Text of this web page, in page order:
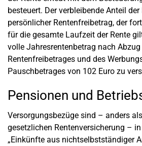
besteuert. Der verbleibende Anteil
persönlicher Rentenfreibetrag, der
für die gesamte Laufzeit der Rente
volle Jahresrentenbetrag nach Abzug
Rentenfreibetrages und des
Pauschbetrages von 102 Euro zu
Pensionen und
Versorgungsbezüge sind – anders
gesetzlichen Rentenversicherung –
„Einkünfte aus nichtselbstständiger